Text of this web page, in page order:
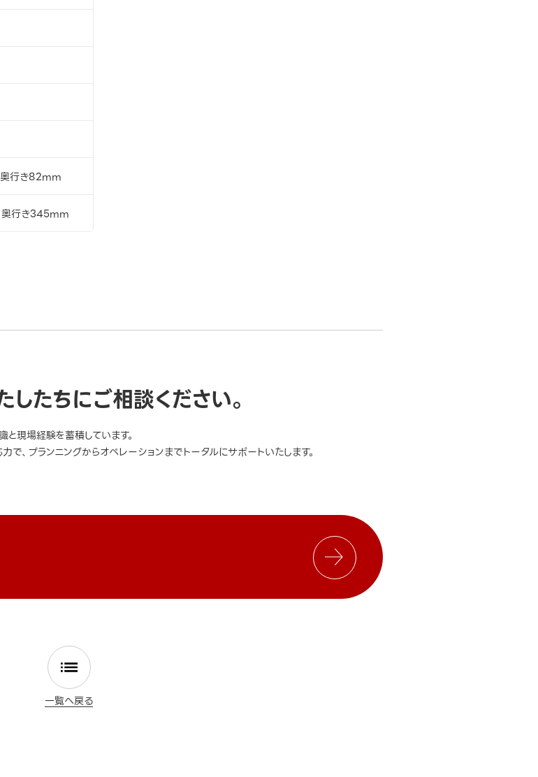
行き82mm
行き345mm
たちにご相談ください。
現場経験を蓄積しています。
、プランニングからオペレーションまでトータルにサポートいたします。
一覧へ戻る